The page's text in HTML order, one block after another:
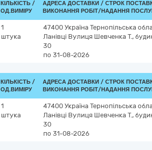
КІЛЬКІСТЬ /
ОД.ВИМІРУ
АДРЕСА ДОСТАВКИ / СТРОК
ВИКОНАННЯ РОБІТ/НАДАННЯ
1
штука
47400 Україна Тернопільська
Ланівці Вулиця Шевченка Т.,
30
по 31-08-2026
КІЛЬКІСТЬ /
ОД.ВИМІРУ
АДРЕСА ДОСТАВКИ / СТРОК
ВИКОНАННЯ РОБІТ/НАДАННЯ
1
штука
47400 Україна Тернопільська
Ланівці Вулиця Шевченка Т.,
30
по 31-08-2026